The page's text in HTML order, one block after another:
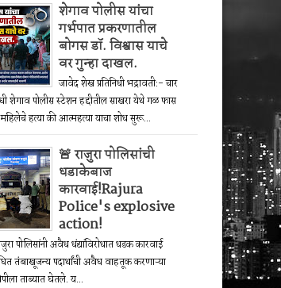
शेगाव पोलीस यांचा
गर्भपात प्रकरणातील
बोगस डॉ. विश्वास याचे
वर गुन्हा दाखल.
जावेद शेख प्रतिनिधी भद्रावती:- चार
शेगाव पोलीस स्टेशन हद्दीतील साखरा येथे गळ फास
हत्या की आत्महत्या याचा शोध सुरू...
🚨 राजुरा पोलिसांची
धडाकेबाज
कारवाई!Rajura
Police's explosive
action!
पोलिसांनी अवैध धंद्यांविरोधात धडक कारवाई
तंबाखूजन्य पदार्थांची अवैध वाहतूक करणाऱ्या
ताब्यात घेतले. य...